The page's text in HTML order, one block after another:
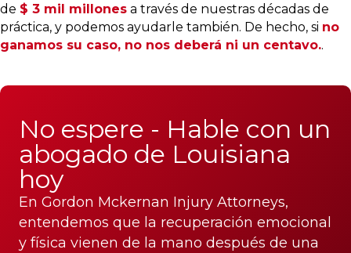
de $ 3 mil millones a través de nuestras décadas de
práctica, y podemos ayudarle también. De hecho, si no
ganamos su caso, no nos deberá ni un centavo..
No espere - Hable con un
abogado de Louisiana
hoy
En Gordon Mckernan Injury Attorneys,
entendemos que la recuperación emocional
y física vienen de la mano después de una